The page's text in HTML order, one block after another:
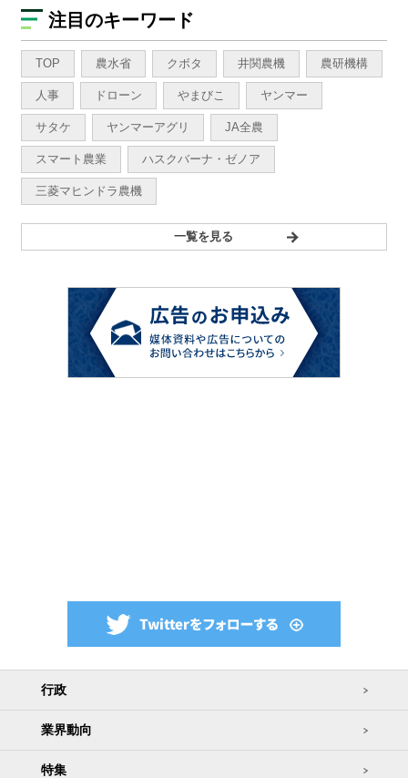
注目のキーワード
TOP 農水省 クボタ 井関農機 農研機構
人事 ドローン やまびこ ヤンマー
サタケ ヤンマーアグリ JA全農
スマート農業 ハスクバーナ・ゼノア
三菱マヒンドラ農機
一覧を見る
行政
業界動向
特集